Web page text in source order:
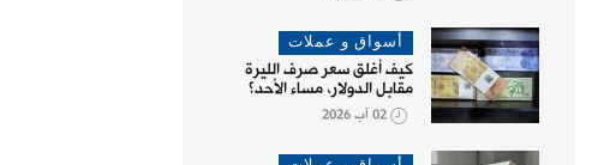
أسواق و عملات
كيف أغلق سعر صرف الليرة
مقابل الدولار، مساء الأحد؟
02 آب 2026